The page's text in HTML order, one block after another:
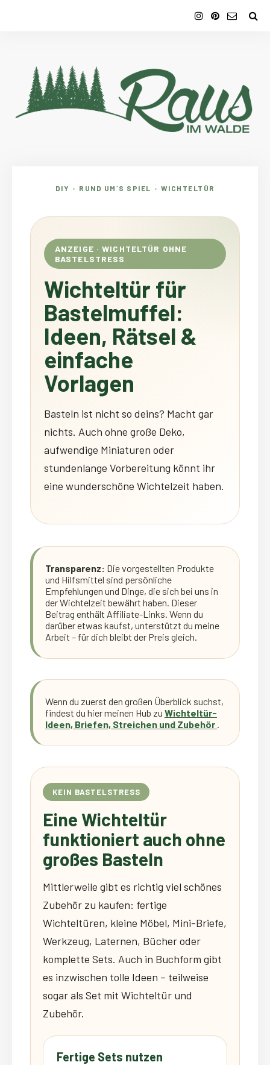
DIY • RUND UM´S SPIEL • WICHTELTÜR
ANZEIGE · WICHTELTÜR OHNE
BASTELSTRESS
Wichteltür für
Bastelmuffel:
Ideen, Rätsel &
einfache
Vorlagen
Basteln ist nicht so deins? Macht gar
nichts. Auch ohne große Deko,
aufwendige Miniaturen oder
stundenlange Vorbereitung könnt ihr
eine wunderschöne Wichtelzeit haben.
Transparenz: Die vorgestellten Produkte
und Hilfsmittel sind persönliche
Empfehlungen und Dinge, die sich bei uns in
der Wichtelzeit bewährt haben. Dieser
Beitrag enthält Affiliate-Links. Wenn du
darüber etwas kaufst, unterstützt du meine
Arbeit – für dich bleibt der Preis gleich.
Wenn du zuerst den großen Überblick suchst,
findest du hier meinen Hub zu Wichteltür-
Ideen, Briefen, Streichen und Zubehör .
KEIN BASTELSTRESS
Eine Wichteltür
funktioniert auch ohne
großes Basteln
Mittlerweile gibt es richtig viel schönes
Zubehör zu kaufen: fertige
Wichteltüren, kleine Möbel, Mini-Briefe,
Werkzeug, Laternen, Bücher oder
komplette Sets. Auch in Buchform gibt
es inzwischen tolle Ideen – teilweise
sogar als Set mit Wichteltür und
Zubehör.
Fertige Sets nutzen